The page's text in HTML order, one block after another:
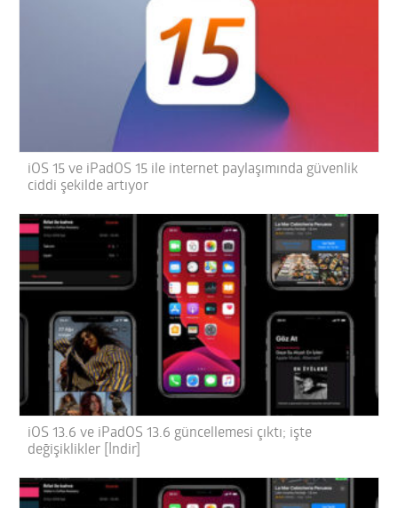
iOS 15 ve iPadOS 15 ile internet paylaşımında güvenlik
ciddi şekilde artıyor
iOS 13.6 ve iPadOS 13.6 güncellemesi çıktı; işte
değişiklikler [İndir]